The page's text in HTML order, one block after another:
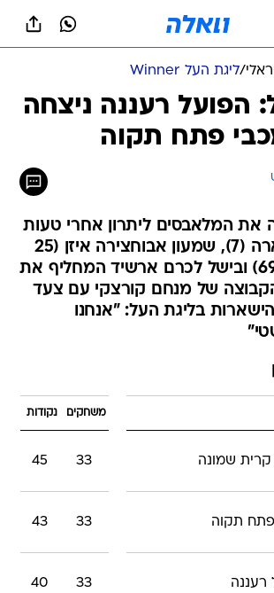
/ליגת העל Winner
הפועל רעננה ניצחה
את המלאבסים ליתרון אחרי טעות
גדולה של קמארה (7), שמעון אבוחצירה איזן (25
בפנדל), הפך (69) ובישל לכרם ארשיד המחליף את
(91). הקבוצה של מנחם קורצקי עם צעד
בליגת העל: "אנחנו
משחקים נקודות
קרית שמונה 33
45
תקוה 33
43
רעננה 33
40